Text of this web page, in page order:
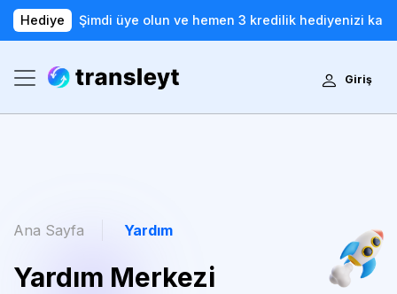
Hediye Şimdi üye olun ve hemen 3 kredilik hediyenizi
Giriş
Ana Sayfa Yardım
Yardım Merkezi